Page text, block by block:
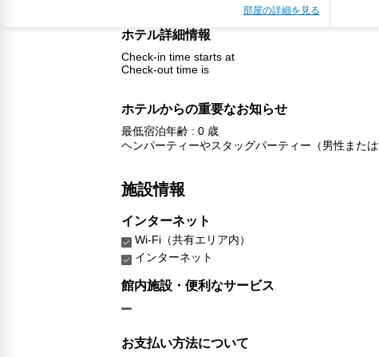
部屋の詳細を見る
ホテル詳細情報
Check-in time starts at
Check-out time is
ホテルからの重要なお知らせ
最低宿泊年齢 : 0 歳
ヘンパーティーやスタッグパーティー（男性また
施設情報
インターネット
Wi-Fi（共有エリア内）
インターネット
館内施設・便利なサービス
お支払い方法について